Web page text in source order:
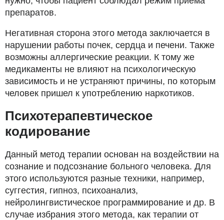
препаратов.
Негативная сторона этого метода заключается в
нарушении работы почек, сердца и печени. Также
возможны аллергические реакции. К тому же
медикаменты не влияют на психологическую
зависимость и не устраняют причины, по которым
человек пришел к употреблению наркотиков.
Психотерапевтическое
кодирование
Данный метод терапии основан на воздействии на
сознание и подсознание больного человека. Для
этого используются разные техники, например,
суггестия, гипноз, психоанализ,
нейролингвистическое программирование и др. В
случае избрания этого метода, как терапии от